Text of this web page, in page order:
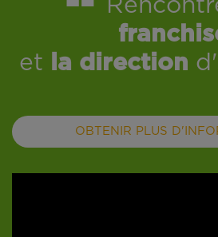
et
la direction
OBTENIR PLUS